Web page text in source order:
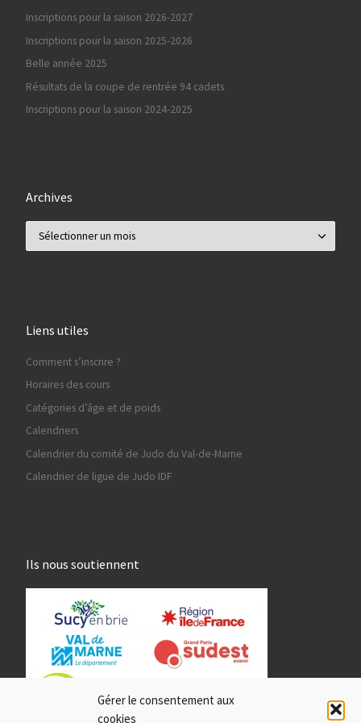
Gérer le consentement aux
cookies
Inscriptions pour la saison 2026-2027
Inscriptions pour la saison 2025-2026
Belle année 2025
Résultats de la coupe de rentrée 94 cadets
Inscriptions pour la saison 2024-2025
Archives
Liens utiles
Comment s’inscrire ?
Horaires des cours
Catégories d’âge et de poids
Calendriers
Calendrier du comité de Judo du Val-de-Marne
Calendrier de ligue de Judo IDF
Ils nous soutiennent